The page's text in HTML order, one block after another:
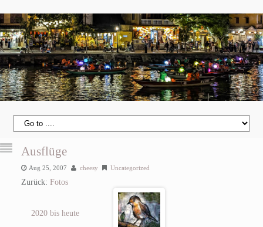
Ausflüge
Aug 25, 2007 cheesy Uncategorized
Zurück: Fotos
2020 bis heute